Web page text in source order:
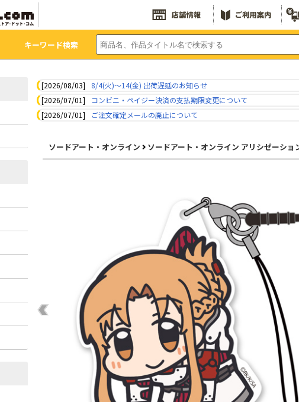
キーワード検索
[2026/08/03]
8/4(火)～14(金) 出荷遅延のお知らせ
[2026/07/01]
コンビニ・ペイジー決済の支払期限変更について
[2026/07/01]
ご注文確定メールの廃止について
ソードアート・オンライン ソードアート・オンライン アリシゼーショ